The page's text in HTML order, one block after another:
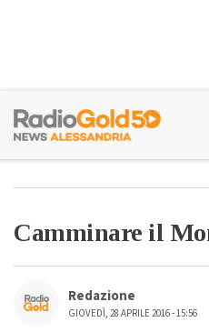
Camminare il
Redazione
GIOVEDÌ, 28 APRILE 2016 - 15:56